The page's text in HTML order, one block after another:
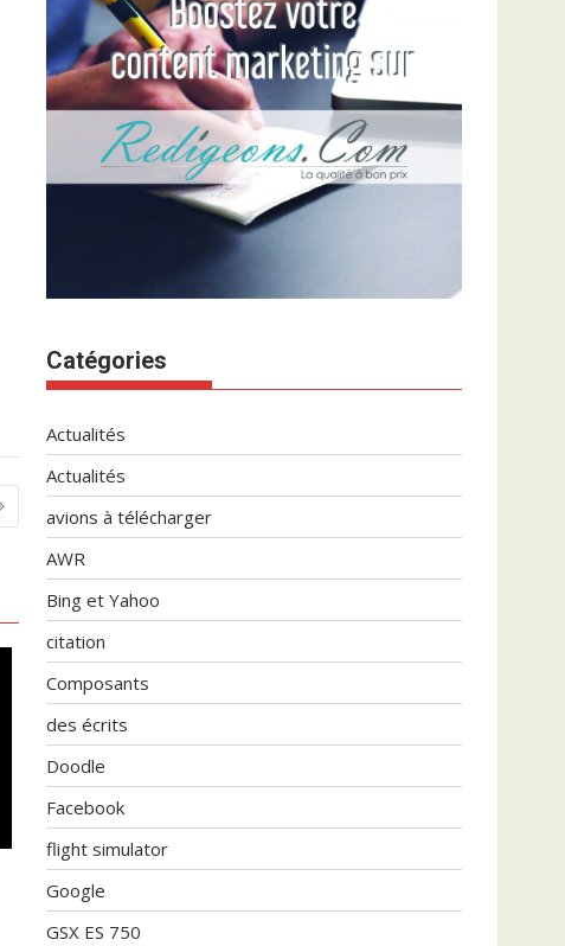
Catégories
Actualités
Actualités
avions à télécharger
AWR
Bing et Yahoo
citation
Composants
des écrits
Doodle
Facebook
flight simulator
Google
GSX ES 750